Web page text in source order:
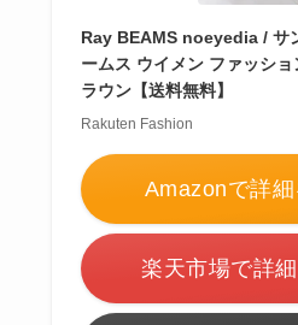
Ray BEAMS noeyedia / サ
ームス ウイメン ファッシ
ラウン【送料無料】
Rakuten Fashion
Amazonで詳
楽天市場で詳